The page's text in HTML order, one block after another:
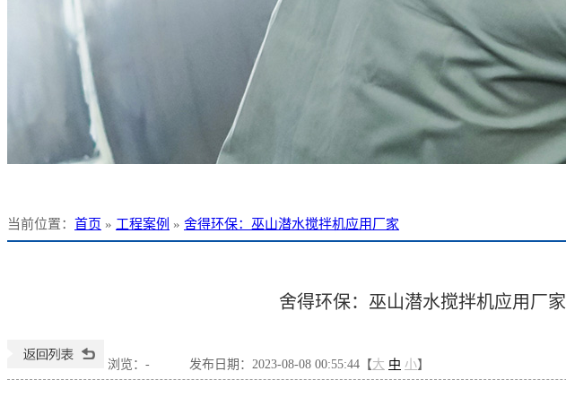
当前位置： 首页 » 工程案例 » 舍得环保：巫山潜水搅拌机应用厂家
舍得环保：巫山潜水搅拌机应用厂家
浏览： - 发布日期：2023-08-08 00:55:44【大 中 小】